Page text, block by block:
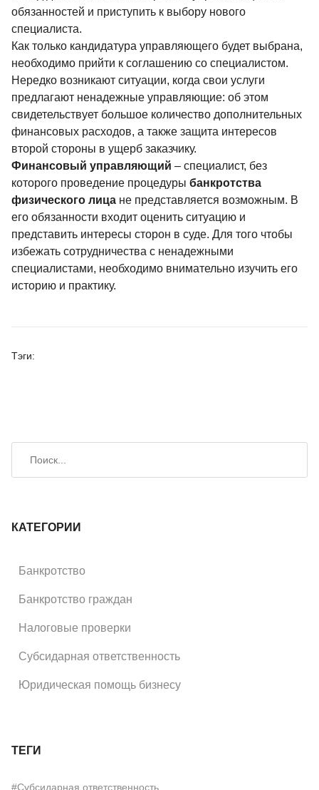
обязанностей и приступить к выбору нового
специалиста.
Как только кандидатура управляющего будет выбрана,
необходимо прийти к соглашению со специалистом.
Нередко возникают ситуации, когда свои услуги
предлагают ненадежные управляющие: об этом
свидетельствует большое количество дополнительных
финансовых расходов, а также защита интересов
второй стороны в ущерб заказчику.
Финансовый управляющий – специалист, без
которого проведение процедуры банкротства
физического лица не представляется возможным. В
его обязанности входит оценить ситуацию и
представить интересы сторон в суде. Для того чтобы
избежать сотрудничества с ненадежными
специалистами, необходимо внимательно изучить его
историю и практику.
Тэги:
КАТЕГОРИИ
Банкротство
Банкротство граждан
Налоговые проверки
Субсидарная ответственность
Юридическая помощь бизнесу
ТЕГИ
#Субсидарная ответственность